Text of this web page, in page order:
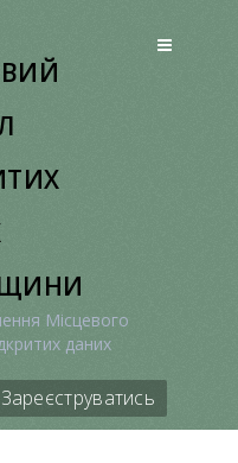
Місцевого
даних
Зареєструватись